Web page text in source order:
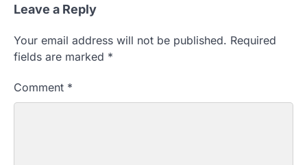
Leave a Reply
Your email address will not be published. Required
fields are marked *
Comment *